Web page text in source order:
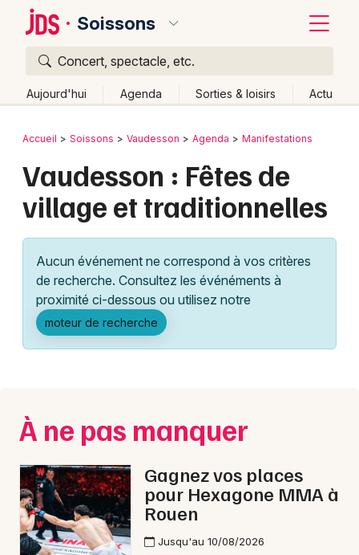
Soissons
Concert, spectacle, etc.
Aujourd'hui Agenda Sorties & loisirs Actu
Publier un événement
Grands événements
Activité & Expérience
Manifestations
Foires & salons
Concerts
Sports
Soirées
Sorties famille
Bordeaux
Colmar
Lille
Lyon
Marseille
Mulhouse
Nice
Paris
Strasbourg
Toulouse
Retour
Accueil Soissons Vaudesson Agenda Manifestations
Vaudesson : Fêtes de
village et traditionnelles
Aucun événement ne correspond à vos critères
de recherche. Consultez les événéments à
proximité ci-dessous ou utilisez notre
moteur de recherche
À ne pas manquer
Gagnez vos places
pour Hexagone MMA à
Rouen
Jusqu'au 10/08/2026
Quoi ?
Où ?
Près de moi
Changer de lieu
Quand ?
Effacer les dates
Aujourd'hui
Demain Ce week-end Autre